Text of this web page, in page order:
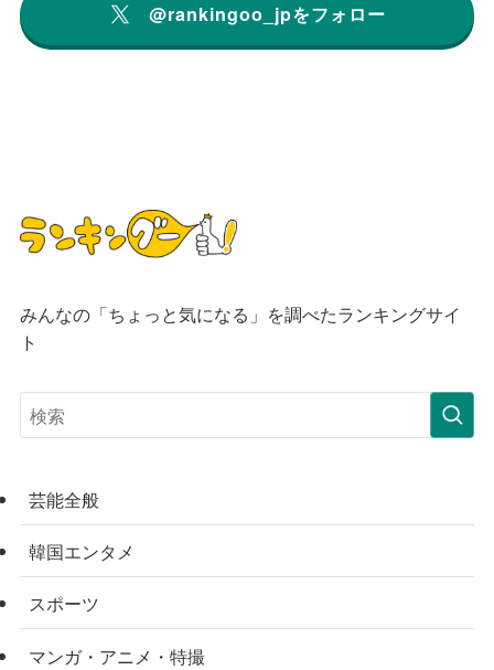
@rankingoo_jpをフォロー
みんなの「ちょっと気になる」を調べたランキングサイ
ト
芸能全般
韓国エンタメ
スポーツ
マンガ・アニメ・特撮